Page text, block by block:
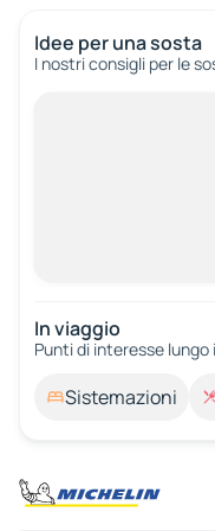
Idee per una sosta
I nostri consigli per le
In viaggio
Punti di interesse lungo
Sistemazioni